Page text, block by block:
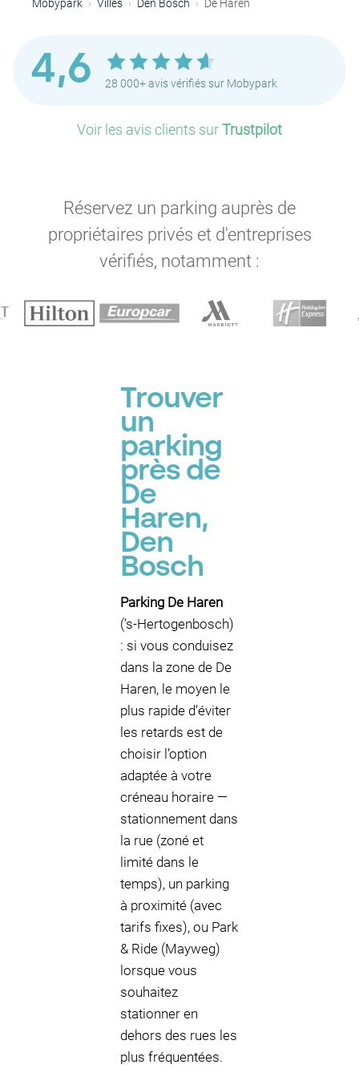
Mobypark Villes Den Bosch De Haren
4,6 28 000+ avis vérifiés sur Mobypark
Voir les avis clients surTrustpilot
Réservez un parking auprès de
propriétaires privés et d'entreprises
vérifiés, notamment :
Trouver
un
parking
près de
De
Haren,
Den
Bosch
Parking De Haren
(’s‑Hertogenbosch)
: si vous conduisez
dans la zone de De
Haren, le moyen le
plus rapide d’éviter
les retards est de
choisir l’option
adaptée à votre
créneau horaire —
stationnement dans
la rue (zoné et
limité dans le
temps), un parking
à proximité (avec
tarifs fixes), ou Park
& Ride (Mayweg)
lorsque vous
souhaitez
stationner en
dehors des rues les
plus fréquentées.